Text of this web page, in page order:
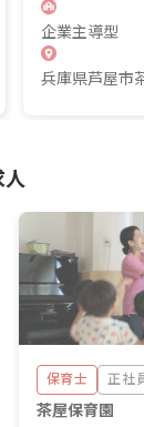
企業主導型
兵庫県芦屋市
人
保育士 正社員
茶屋保育園